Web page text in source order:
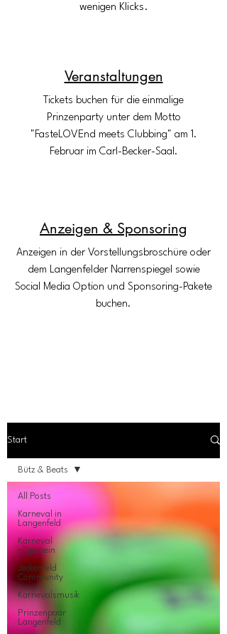
wenigen Klicks.
Veranstaltungen
Tickets buchen für die einmalige
Prinzenparty unter dem Motto
"FasteLOVEnd meets Clubbing" am 1.
Februar im Carl-Becker-Saal.
Anzeigen & Sponsoring
Anzeigen in der Vorstellungsbroschüre oder
dem Langenfelder Narrenspiegel sowie
Social Media Option und Sponsoring-Pakete
buchen.
Start
All Posts
Karneval in
Langenfeld
Karneval
allgemein
Jeckenfeld
Community
Karnevalsmusik
Prinzenpaar
Langenfeld
Bütz & Beats